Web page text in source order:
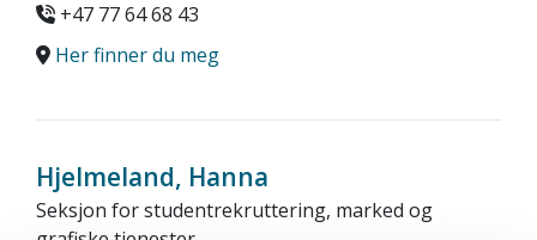
+47 77 64 68 43
Her finner du meg
Hjelmeland, Hanna
Seksjon for studentrekruttering, marked og